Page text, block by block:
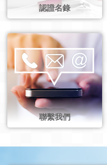
認證名錄
聯繫我們